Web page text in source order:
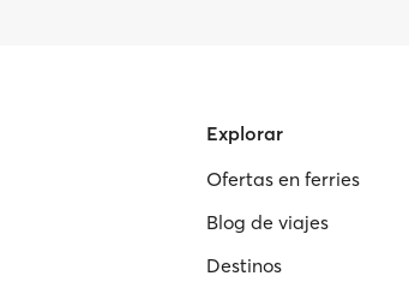
Explorar
Ofertas en ferries
Blog de viajes
Destinos